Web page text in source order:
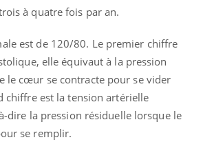
à quatre fois par an.
est de 120/80. Le premier chiffre
elle équivaut à la pression
le cœur se contracte pour se vider
chiffre est la tension artérielle
dire la pression résiduelle lorsque le
se remplir.